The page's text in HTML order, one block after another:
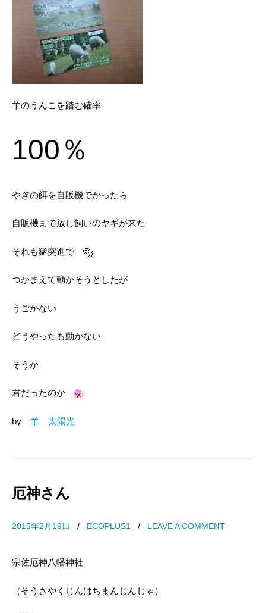
羊のうんこを踏む確率
100％
やぎの餌を自販機でかったら
自販機まで放し飼いのヤギが来た
それも猛突進で
つかまえて動かそうとしたが
うごかない
どうやったも動かない
そうか
君だったのか
by 羊 太陽光
厄神さん
2015年2月19日 / ECOPLUS1 / LEAVE A COMMENT
宗佐厄神八幡神社
（そうさやくじんはちまんじんじゃ）